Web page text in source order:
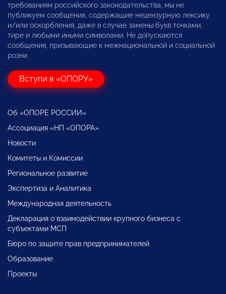
требованиям российского законодательства, мы не
публикуем сообщения, содержащие нецензурную лексику
и/или оскорбления, даже в случае замены букв точками,
тире и любыми иными символами. Не допускаются
сообщения, призывающие к межнациональной и социальной
розни.
Вступи в «ОПОРУ»
Об «ОПОРЕ РОССИИ»
Ассоциация «НП «ОПОРА»
Новости
Комитеты и Комиссии
Региональное развитие
Экспертиза и Аналитика
Международная деятельность
Декларация о взаимодействии крупного бизнеса с
субъектами МСП
Бюро по защите прав предпринимателей
Образование
Проекты